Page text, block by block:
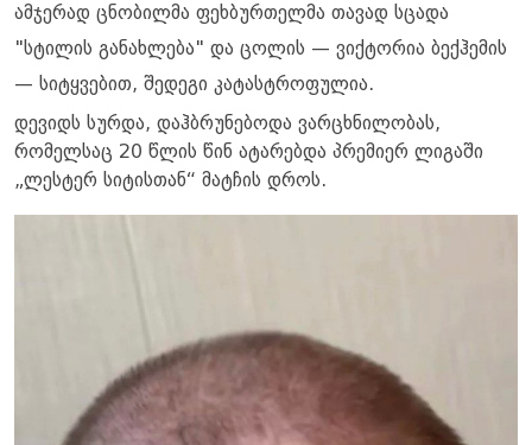
ამჯერად ცნობილმა ფეხბურთელმა თავად სცადა
"სტილის განახლება" და ცოლის — ვიქტორია ბექჰემის
— სიტყვებით, შედეგი კატასტროფულია.
დევიდს სურდა, დაჰბრუნებოდა ვარცხნილობას,
რომელსაც 20 წლის წინ ატარებდა პრემიერ ლიგაში
„ლესტერ სიტისთან“ მატჩის დროს.